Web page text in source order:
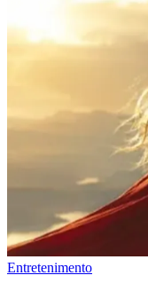
Entretenimento